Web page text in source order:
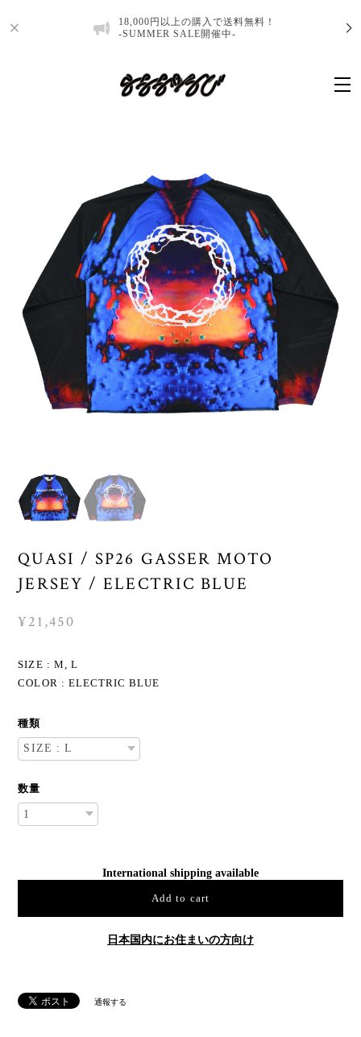
18,000円以上の購入で送料無料！
-SUMMER SALE開催中-
QUASI / SP26 GASSER MOTO
JERSEY / ELECTRIC BLUE
¥21,450
SIZE : M, L
COLOR : ELECTRIC BLUE
種類
数量
International shipping available
Add to cart
日本国内にお住まいの方向け
通報する